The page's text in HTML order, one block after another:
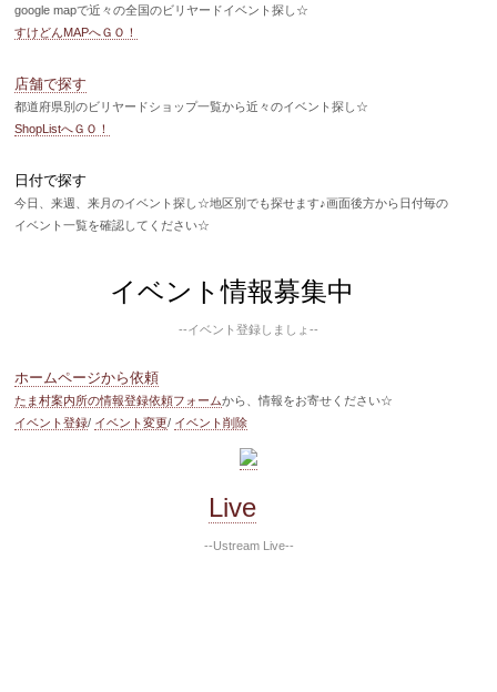
google mapで近々の全国のビリヤードイベント探し☆
すけどんMAPへＧＯ！
店舗で探す
都道府県別のビリヤードショップ一覧から近々のイベント探し☆
ShopListへＧＯ！
日付で探す
今日、来週、来月のイベント探し☆地区別でも探せます♪画面後方から日付毎の
イベント一覧を確認してください☆
イベント情報募集中
--イベント登録しましょ--
ホームページから依頼
たま村案内所の情報登録依頼フォームから、情報をお寄せください☆
イベント登録/ イベント変更/ イベント削除
Live
--Ustream Live--